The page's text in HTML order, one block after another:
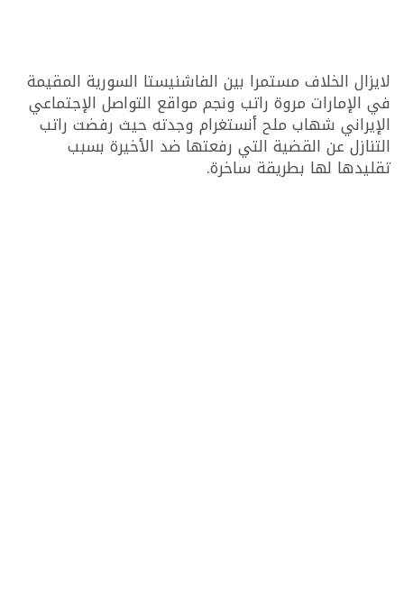
لايزال الخلاف مستمرا بين الفاشنيستا السورية المقيمة
في الإمارات مروة راتب ونجم مواقع التواصل الإجتماعي
الإيراني شهاب ملح أنستغرام وجدته حيث رفضت راتب
التنازل عن القضية التي رفعتها ضد الأخيرة بسبب
تقليدها لها بطريقة ساخرة.